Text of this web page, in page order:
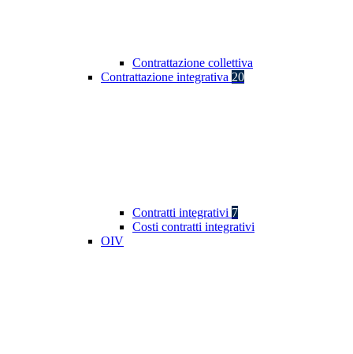
Contrattazione collettiva
Contrattazione integrativa 20
Contratti integrativi 7
Costi contratti integrativi
OIV